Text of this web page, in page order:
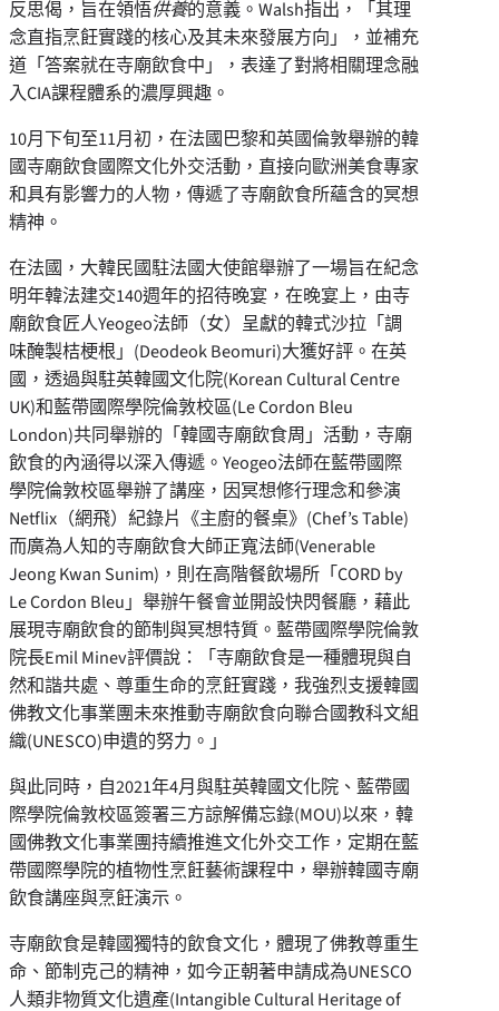
反思偈，旨在領悟供養的意義。Walsh指出，「其理
念直指烹飪實踐的核心及其未來發展方向」，並補充
道「答案就在寺廟飲食中」，表達了對將相關理念融
入CIA課程體系的濃厚興趣。
10月下旬至11月初，在法國巴黎和英國倫敦舉辦的韓
國寺廟飲食國際文化外交活動，直接向歐洲美食專家
和具有影響力的人物，傳遞了寺廟飲食所蘊含的冥想
精神。
在法國，大韓民國駐法國大使館舉辦了一場旨在紀念
明年韓法建交140週年的招待晚宴，在晚宴上，由寺
廟飲食匠人Yeogeo法師（女）呈獻的韓式沙拉「調
味醃製桔梗根」(Deodeok Beomuri)大獲好評。在英
國，透過與駐英韓國文化院(Korean Cultural Centre
UK)和藍帶國際學院倫敦校區(Le Cordon Bleu
London)共同舉辦的「韓國寺廟飲食周」活動，寺廟
飲食的內涵得以深入傳遞。Yeogeo法師在藍帶國際
學院倫敦校區舉辦了講座，因冥想修行理念和參演
Netflix（網飛）紀錄片《主廚的餐桌》(Chef’s Table)
而廣為人知的寺廟飲食大師正寬法師(Venerable
Jeong Kwan Sunim)，則在高階餐飲場所「CORD by
Le Cordon Bleu」舉辦午餐會並開設快閃餐廳，藉此
展現寺廟飲食的節制與冥想特質。藍帶國際學院倫敦
院長Emil Minev評價說：「寺廟飲食是一種體現與自
然和諧共處、尊重生命的烹飪實踐，我強烈支援韓國
佛教文化事業團未來推動寺廟飲食向聯合國教科文組
織(UNESCO)申遺的努力。」
與此同時，自2021年4月與駐英韓國文化院、藍帶國
際學院倫敦校區簽署三方諒解備忘錄(MOU)以來，韓
國佛教文化事業團持續推進文化外交工作，定期在藍
帶國際學院的植物性烹飪藝術課程中，舉辦韓國寺廟
飲食講座與烹飪演示。
寺廟飲食是韓國獨特的飲食文化，體現了佛教尊重生
命、節制克己的精神，如今正朝著申請成為UNESCO
人類非物質文化遺產(Intangible Cultural Heritage of